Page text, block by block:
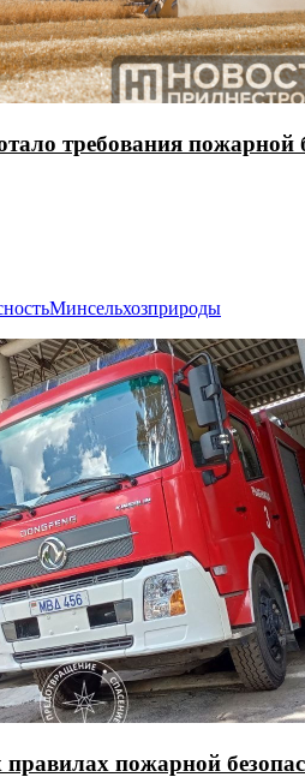
требования пожарной
Минсельхозприроды
пожарной